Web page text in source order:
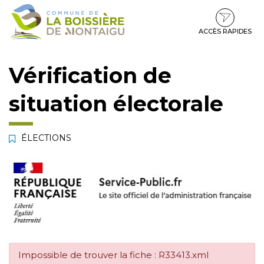
Gestion des traceurs
Aller
Aller
contenu
Aller
pied
ACCÈS RAPIDES
Vérification de
situation électorale
ÉLECTIONS
Impossible de trouver la fiche : R33413.xml